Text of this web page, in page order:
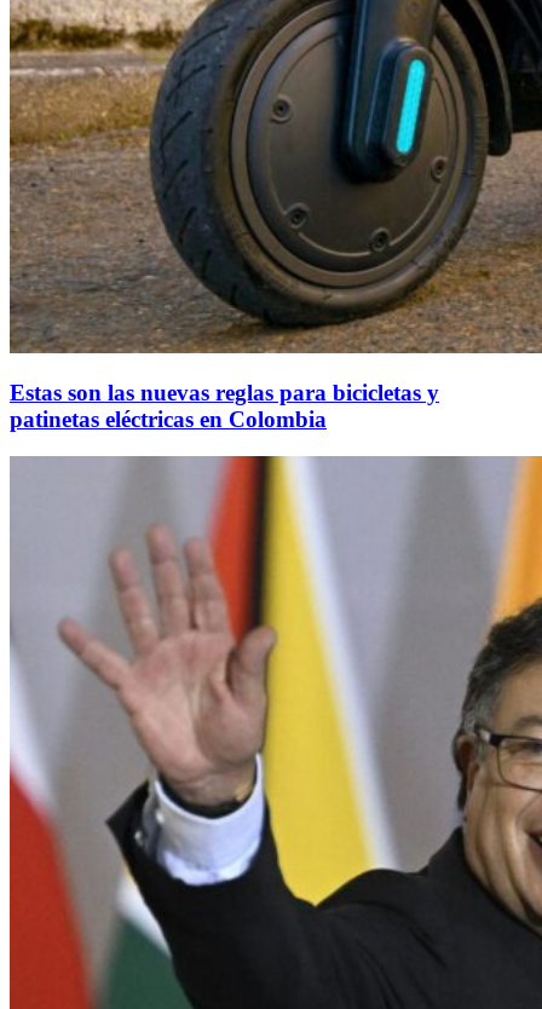
Estas son las nuevas reglas para bicicletas y
patinetas eléctricas en Colombia